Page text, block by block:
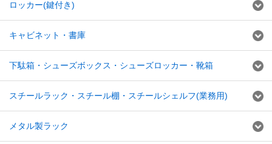
ロッカー(鍵付き)
キャビネット・書庫
下駄箱・シューズボックス・シューズロッカー・靴箱
スチールラック・スチール棚・スチールシェルフ(業務用)
メタル製ラック